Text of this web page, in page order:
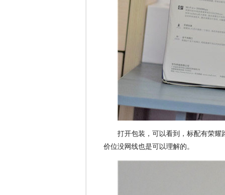
打开包装，可以看到，标配有荣耀
价位没网线也是可以理解的。